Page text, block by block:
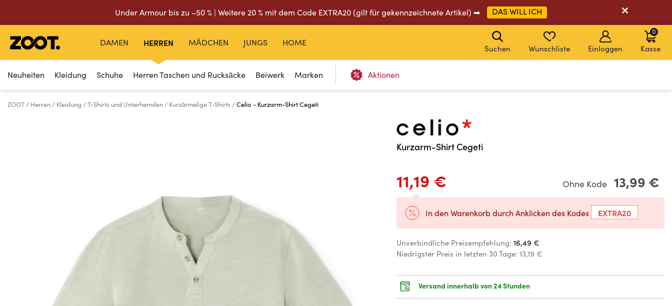
Under Armour bis zu –50 % | Weitere 20 % mit dem Code EXTRA20 (gilt für gekennzeichnete Artikel) ➡ DAS WILL ICH
DAMEN HERREN
Neuheiten Kleidung Schuhe Herren Taschen und Rucksäcke Beiwerk Marken Aktionen
MÄDCHEN JUNGS HOME
Suchen Wunschliste Einloggen Kasse
0
ZOOT Herren Kleidung T-Shirts und Unterhemden Kurzärmelige T-Shirts Celio - Kurzarm-Shirt Cegeti
Kurzarm-Shirt Cegeti
11,19 € Ohne Kode 13,99 €
In den Warenkorb durch Anklicken des Kodes EXTRA20
Unverbindliche Preisempfehlung: 16,49 €
Niedrigster Preis in letzten 30 Tage: 13,19 €
Versand innerhalb von 24 Stunden